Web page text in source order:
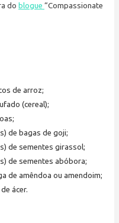
do blogue “Compassionate
de arroz;
(cereal);
de bagas de goji;
de sementes girassol;
de sementes abóbora;
de amêndoa ou amendoim;
ácer.